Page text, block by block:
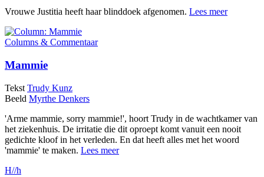
Vrouwe Justitia heeft haar blinddoek afgenomen. Lees meer
Columns & Commentaar
Mammie
Tekst Trudy Kunz
Beeld Myrthe Denkers
'Arme mammie, sorry mammie!', hoort Trudy in de wachtkamer van
het ziekenhuis. De irritatie die dit oproept komt vanuit een nooit
gedichte kloof in het verleden. En dat heeft alles met het woord
'mammie' te maken. Lees meer
H//h